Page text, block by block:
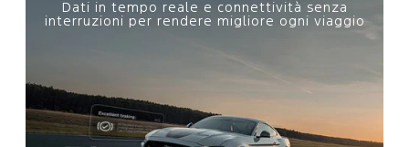
Dati in tempo reale e connettività senza
interruzioni per rendere migliore ogni viaggio